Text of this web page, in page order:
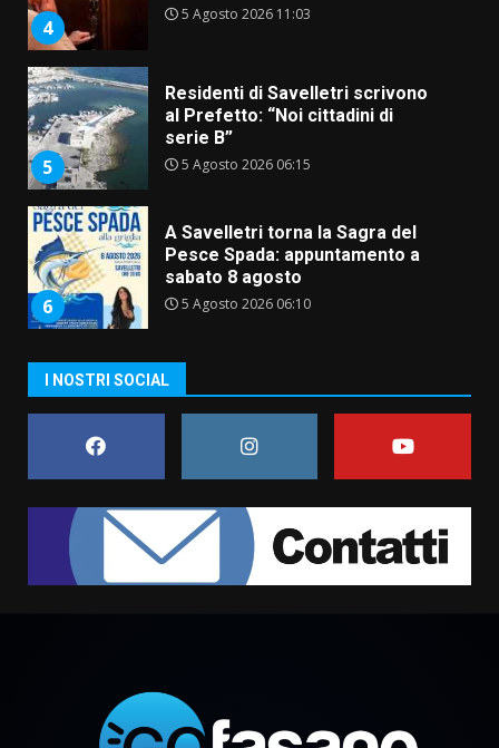
5
serie B”
6
A Savelletri torna la Sagra del
Pesce Spada: appuntamento a
sabato 8 agosto
7
L’abusivismo giornalistico è un
pericolo
3 Agosto 2026 17:22
cittadinanza attiva: online
l’avviso per la gestione
condivisa della Villetta di
La magia del Minareto e la prima
assoluta de “L’Albergo
Belvedere. Il rapimento”
dal campionato
5 Agosto 2026 17:30
I NOSTRI SOCIAL